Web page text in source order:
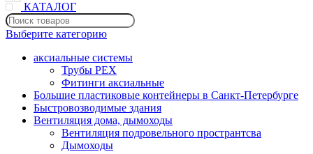
КАТАЛОГ
Выберите категорию
аксиальные системы
Трубы PEX
Фитинги аксиальные
Большие пластиковые контейнеры в Санкт-Петербурге
Быстровозводимые здания
Вентиляция дома, дымоходы
Вентиляция подровельного пространтсва
Дымоходы